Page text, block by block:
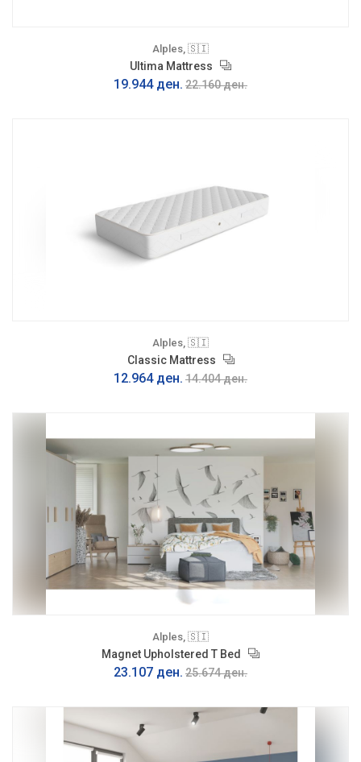
Alples, 🇸🇮
Ultima Mattress
19.944 ден. 22.160 ден.
Alples, 🇸🇮
Classic Mattress
12.964 ден. 14.404 ден.
Alples, 🇸🇮
Magnet Upholstered T Bed
23.107 ден. 25.674 ден.